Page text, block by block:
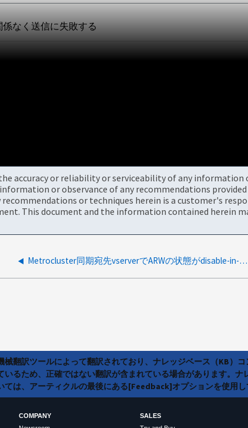
係なく送信に失敗する
accuracy or reliability or serviceability of any
or observance of any recommendations
or techniques herein is a customer's
This document and the information contained herein
Metrocluster同期宛先vserverでARWの状態がdisable-in-progressのままです
械翻訳ツールによって翻訳されており、ナレッジベース（KB）
いるため、正確ではない翻訳が含まれている場合があります。
ては、アーティクルの最後にある[Feedback]オプションを使用し
COMPANY
SALES